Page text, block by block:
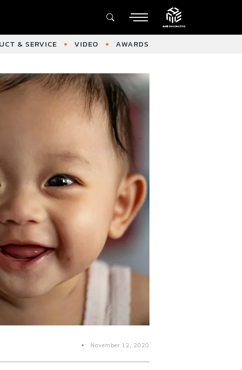
& SERVICE VIDEO AWARDS
November 12, 2020